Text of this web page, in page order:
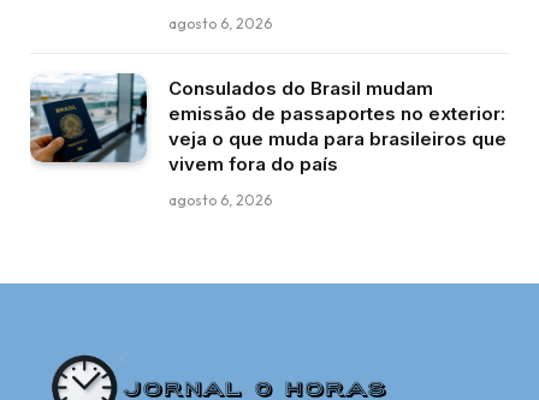
agosto 6, 2026
Consulados do Brasil mudam
emissão de passaportes no exterior:
veja o que muda para brasileiros que
vivem fora do país
agosto 6, 2026